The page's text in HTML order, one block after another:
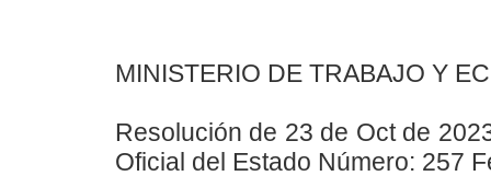
MINISTERIO DE TRABAJO Y
Resolución de 23 de Oct de
Oficial del Estado Número: 257